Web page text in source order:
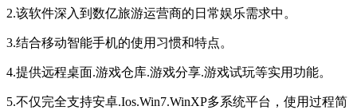
2.该软件深入到数亿旅游运营商的日常娱乐需求中。
3.结合移动智能手机的使用习惯和特点。
4.提供远程桌面.游戏仓库.游戏分享.游戏试玩等实用功能。
5.不仅完全支持安卓.Ios.Win7.WinXP多系统平台，使用过程简